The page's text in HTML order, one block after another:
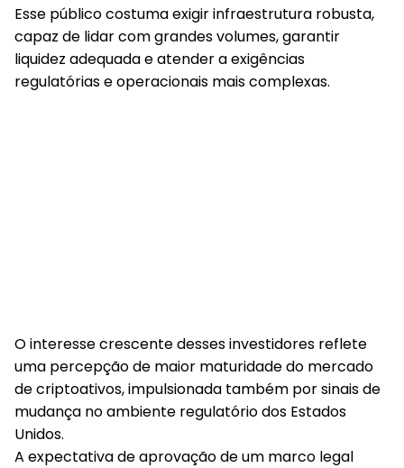
Esse público costuma exigir infraestrutura robusta,
capaz de lidar com grandes volumes, garantir
liquidez adequada e atender a exigências
regulatórias e operacionais mais complexas.
O interesse crescente desses investidores reflete
uma percepção de maior maturidade do mercado
de criptoativos, impulsionada também por sinais de
mudança no ambiente regulatório dos Estados
Unidos.
A expectativa de aprovação de um marco legal